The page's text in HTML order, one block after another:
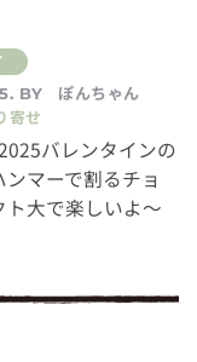
BY
ぽんちゃん
寄せ
バレンタインの
マーで割るチョ
ト大で楽しいよ～